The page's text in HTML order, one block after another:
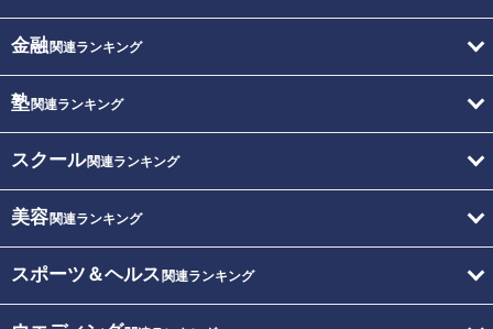
金融関連ランキング
塾関連ランキング
スクール関連ランキング
美容関連ランキング
スポーツ＆ヘルス 関連ランキング